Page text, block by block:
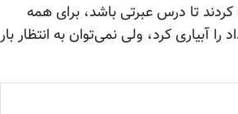
تا درس عبرتی باشد، برای همه
آبياری کرد، ولی نمی‌توان به انتظار بار